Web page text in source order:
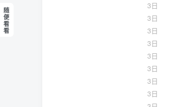
3日
3日
3日
3日
3日
3日
3日
3日
随
便
看
看